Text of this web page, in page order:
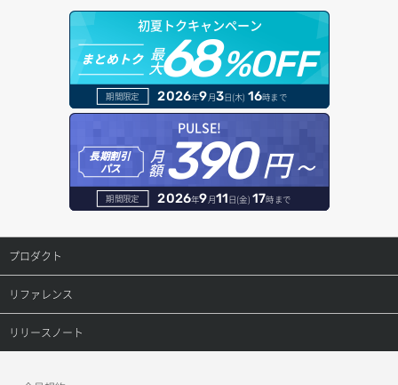
ボリュームアタッチ
ボリュームデタッチ
オブジェクトダウンロード
オブジェクトバージョン管理
オブジェクト一覧取得
オブジェクト削除
オブジェクト削除予約
オブジェクト複製
オブジェクト詳細取得
コンテナ一覧取得
コンテナ作成
ドメイン情報登録
ドメイン詳細取得
レコード一覧取得
レコード作成
レコード更新
レコード詳細取得
初夏トクキャンペーン
まとめトク 最
大68%OFF
期間限定 2026年9月3日(木) 16時まで
PULSE!
長期割引
パス
月
額390円～
期間限定 2026年9月11日(金) 17時まで
プロダクト
プロダクトトップ
ConoHa VPS(Ver.3.0)
リファレンス
リファレンストップ
リリースノート